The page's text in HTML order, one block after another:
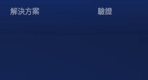
解決方案 驗證